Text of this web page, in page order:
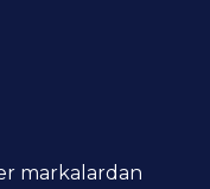
markalardan